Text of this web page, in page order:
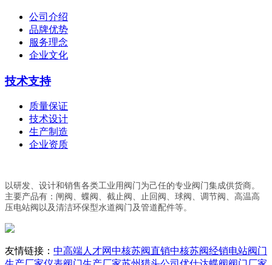
公司介绍
品牌优势
服务理念
企业文化
技术支持
质量保证
技术设计
生产制造
企业资质
以研发、设计和销售各类工业用阀门为己任的专业阀门集成供货商。
主要产品有：闸阀、蝶阀、截止阀、止回阀、球阀、调节阀、高温高
压电站阀以及清洁环保型水道阀门及管道配件等。
友情链接： 中高端人才网中核苏阀直销中核苏阀经销电站阀门